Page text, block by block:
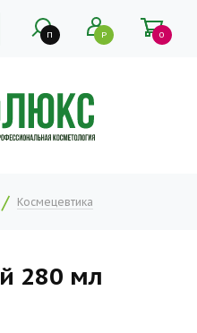
П Р 0
Космецевтика
280 мл